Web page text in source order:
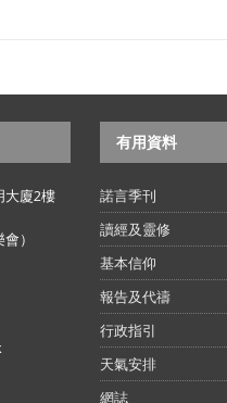
大廈2樓
）
有用資料
諾言季刊
讀經及靈修
基本信仰
報告及代禱
行政指引
天氣安排
網誌